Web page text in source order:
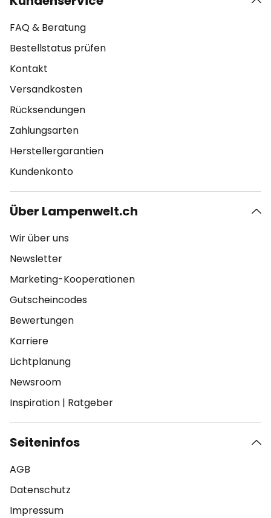
FAQ & Beratung
Bestellstatus prüfen
Kontakt
Versandkosten
Rücksendungen
Zahlungsarten
Herstellergarantien
Kundenkonto
Über Lampenwelt.ch
Wir über uns
Newsletter
Marketing-Kooperationen
Gutscheincodes
Bewertungen
Karriere
Lichtplanung
Newsroom
Inspiration | Ratgeber
Seiteninfos
AGB
Datenschutz
Impressum